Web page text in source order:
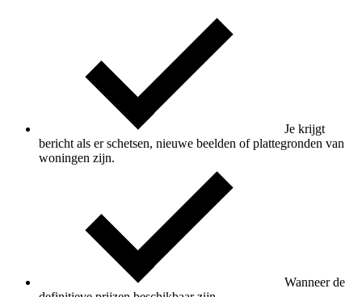
Je krijgt
bericht als er schetsen, nieuwe beelden of plattegronden van
woningen zijn.
Wanneer de